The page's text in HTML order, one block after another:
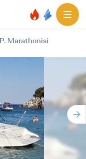
P. Marathonisi